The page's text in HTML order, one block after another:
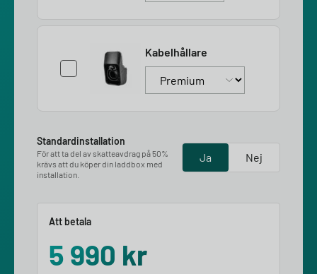
Kabelhållare
Standardinstallation
För att ta del av skatteavdrag på 50%
krävs att du köper din laddbox med
installation.
Ja Nej
Att betala
5 990 kr